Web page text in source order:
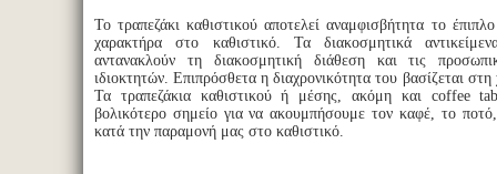
Το τραπεζάκι καθιστικού αποτελεί αναμφισβήτητα το
χαρακτήρα στο καθιστικό. Τα διακοσμητικά
αντανακλούν τη διακοσμητική διάθεση και τις
ιδιοκτητών. Επιπρόσθετα η διαχρονικότητα του βασίζεται
Τα τραπεζάκια καθιστικού ή μέσης, ακόμη και coffee
βολικότερο σημείο για να ακουμπήσουμε τον καφέ, το
κατά την παραμονή μας στο καθιστικό.